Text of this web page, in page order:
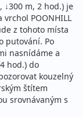
↓300 m, 2 hod.) je
POONHILL
z tohoto místa
putování. Po
nasnídáme a
hod.) do
kouzelný
štítem
srovnávaným s